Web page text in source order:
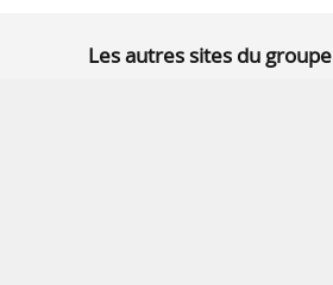
Les autres sites du groupe